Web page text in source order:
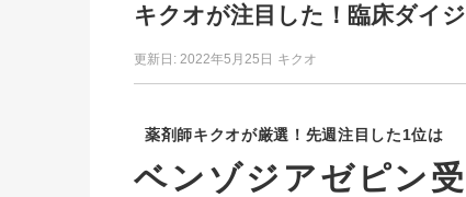
キクオが注目した！臨床ダイ
更新日: 2022年5月25日 キクオ
薬剤師キクオが厳選！先週注目した1位は
ベンゾジアゼピン